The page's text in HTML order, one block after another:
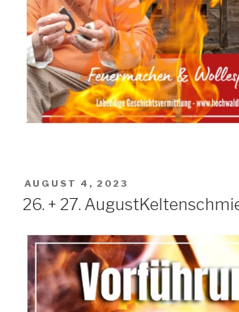
AUGUST 4, 2023
26. + 27.